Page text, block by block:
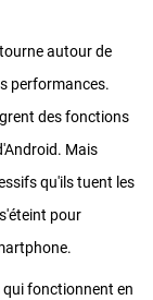
autour de
performances.
des fonctions
Mais
qu'ils tuent les
pour
fonctionnent en